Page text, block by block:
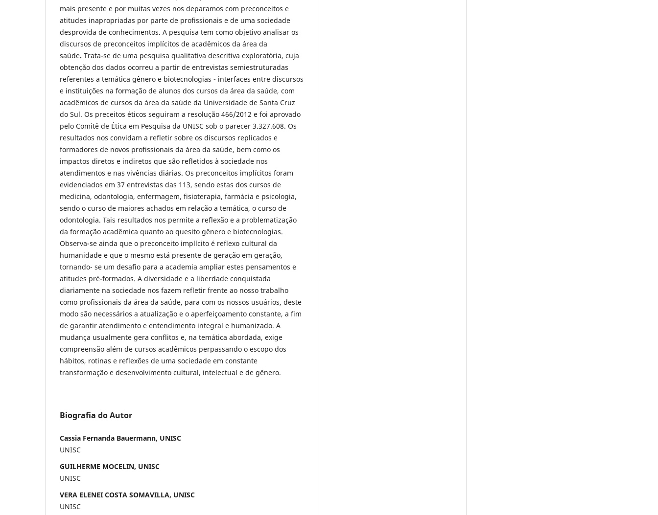
mais presente e por muitas vezes nos deparamos com preconceitos e
atitudes inapropriadas por parte de profissionais e de uma sociedade
desprovida de conhecimentos. A pesquisa tem como objetivo analisar os
discursos de preconceitos implícitos de acadêmicos da área da
saúde. Trata-se de uma pesquisa qualitativa descritiva exploratória, cuja
obtenção dos dados ocorreu a partir de entrevistas semiestruturadas
referentes a temática gênero e biotecnologias - interfaces entre discursos
e instituições na formação de alunos dos cursos da área da saúde, com
acadêmicos de cursos da área da saúde da Universidade de Santa Cruz
do Sul. Os preceitos éticos seguiram a resolução 466/2012 e foi aprovado
pelo Comitê de Ética em Pesquisa da UNISC sob o parecer 3.327.608. Os
resultados nos convidam a refletir sobre os discursos replicados e
formadores de novos profissionais da área da saúde, bem como os
impactos diretos e indiretos que são refletidos à sociedade nos
atendimentos e nas vivências diárias. Os preconceitos implícitos foram
evidenciados em 37 entrevistas das 113, sendo estas dos cursos de
medicina, odontologia, enfermagem, fisioterapia, farmácia e psicologia,
sendo o curso de maiores achados em relação a temática, o curso de
odontologia. Tais resultados nos permite a reflexão e a problematização
da formação acadêmica quanto ao quesito gênero e biotecnologias.
Observa-se ainda que o preconceito implícito é reflexo cultural da
humanidade e que o mesmo está presente de geração em geração,
tornando- se um desafio para a academia ampliar estes pensamentos e
atitudes pré-formados. A diversidade e a liberdade conquistada
diariamente na sociedade nos fazem refletir frente ao nosso trabalho
como profissionais da área da saúde, para com os nossos usuários, deste
modo são necessários a atualização e o aperfeiçoamento constante, a fim
de garantir atendimento e entendimento integral e humanizado. A
mudança usualmente gera conflitos e, na temática abordada, exige
compreensão além de cursos acadêmicos perpassando o escopo dos
hábitos, rotinas e reflexões de uma sociedade em constante
transformação e desenvolvimento cultural, intelectual e de gênero.
Biografia do Autor
Cassia Fernanda Bauermann, UNISC
UNISC
GUILHERME MOCELIN, UNISC
UNISC
VERA ELENEI COSTA SOMAVILLA, UNISC
UNISC